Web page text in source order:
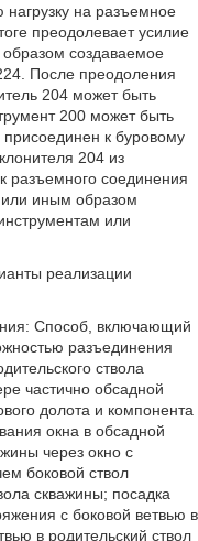
нагрузку на разъемное
преодолевает усилие
создаваемое
После преодоления
204 может быть
200 может быть
присоединен к буровому
204 из
разъемного соединения
или иным образом
или
реализации
Способ, включающий
разъединения
ствола
частично обсадной
долота и компонента
окна в обсадной
через окно с
боковой ствол
скважины; посадка
с боковой ветвью в
в родительский ствол